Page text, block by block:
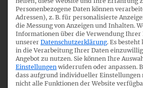
20.12.2011
Personenbezogene Daten können
Adressen), z. B. für personalisierte
die Messung von Anzeigen und Inhalten.
Informationen über die Verwendung Ihrer
unserer Datenschutzerklärung. Es
in die Verarbeitung Ihrer Daten
Angebot zu nutzen. Sie können Ihre
Einstellungen widerrufen oder anpassen.
dass aufgrund individueller Einstellungen
nicht alle Funktionen der Website